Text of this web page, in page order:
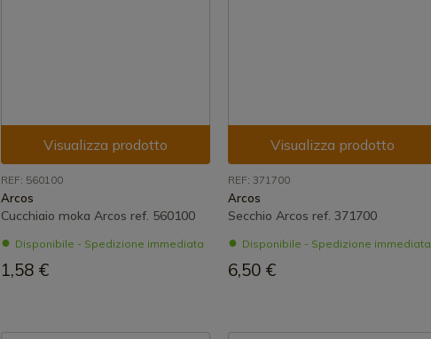
Visualizza prodotto
REF: 560100
Arcos
Cucchiaio moka Arcos ref. 560100
Disponibile - Spedizione immediata
1,58 €
Visualizza prodotto
REF: 371700
Arcos
Secchio Arcos ref. 371700
Disponibile - Spedizione immediata
6,50 €